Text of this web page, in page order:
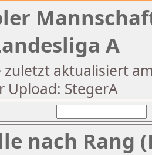
A
zuletzt aktualisiert
Upload: StegerA
nach Rang